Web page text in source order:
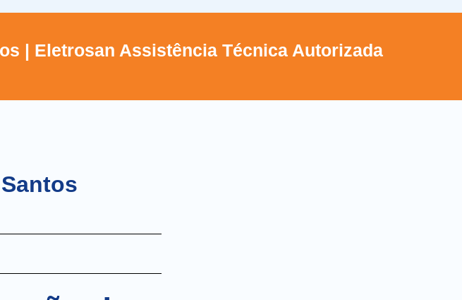
| Eletrosan Assistência Técnica Autorizada